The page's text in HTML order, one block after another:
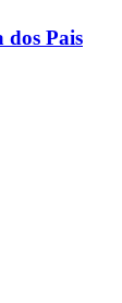
dos Pais